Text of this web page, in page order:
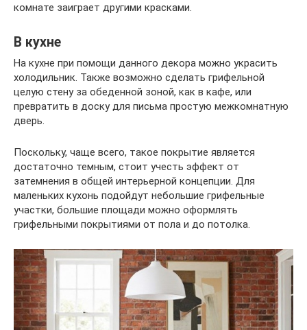
комнате заиграет другими красками.
В кухне
На кухне при помощи данного декора можно украсить
холодильник. Также возможно сделать грифельной
целую стену за обеденной зоной, как в кафе, или
превратить в доску для письма простую межкомнатную
дверь.
Поскольку, чаще всего, такое покрытие является
достаточно темным, стоит учесть эффект от
затемнения в общей интерьерной концепции. Для
маленьких кухонь подойдут небольшие грифельные
участки, большие площади можно оформлять
грифельными покрытиями от пола и до потолка.